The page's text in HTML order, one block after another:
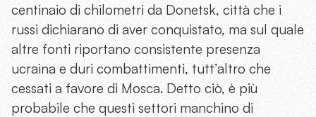
centinaio di chilometri da Donetsk, città che i
russi dichiarano di aver conquistato, ma sul quale
altre fonti riportano consistente presenza
ucraina e duri combattimenti, tutt’altro che
cessati a favore di Mosca. Detto ciò, è più
probabile che questi settori manchino di